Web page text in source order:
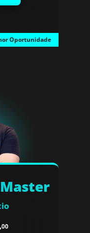
Oportunidade
,00